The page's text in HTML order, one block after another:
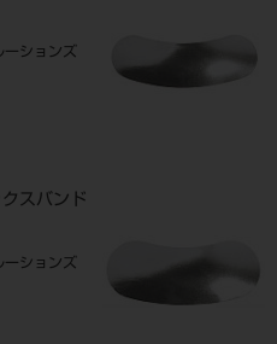
ーションズ
スバンド
ーションズ